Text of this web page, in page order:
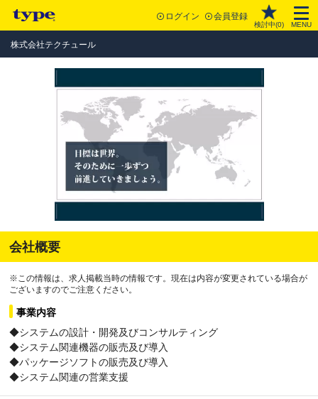
ログイン 会員登録
検討中(0) MENU
株式会社テクチュール
会社概要
※この情報は、求人掲載当時の情報です。現在は内容が変更されている場合が
ございますのでご注意ください。
事業内容
◆システムの設計・開発及びコンサルティング
◆システム関連機器の販売及び導入
◆パッケージソフトの販売及び導入
◆システム関連の営業支援